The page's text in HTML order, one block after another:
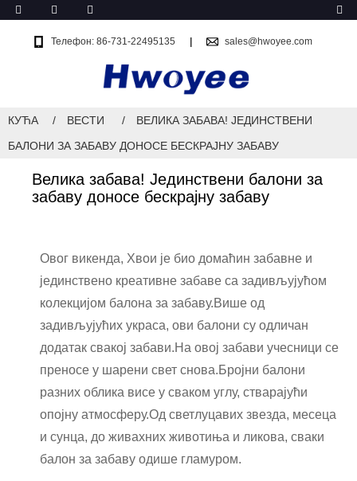
Телефон: 86-731-22495135 sales@hwoyee.com
КУЋА ВЕСТИ
ВЕЛИКА ЗАБАВА! ЈЕДИНСТВЕНИ
БАЛОНИ ЗА ЗАБАВУ ДОНОСЕ БЕСКРАЈНУ ЗАБАВУ
Велика забава! Јединствени балони за
забаву доносе бескрајну забаву
Овог викенда, Хвои је био домаћин забавне и
јединствено креативне забаве са задивљујућом
колекцијом балона за забаву.Више од
задивљујућих украса, ови балони су одличан
додатак свакој забави.На овој забави учесници се
преносе у шарени свет снова.Бројни балони
разних облика висе у сваком углу, стварајући
опојну атмосферу.Од светлуцавих звезда, месеца
и сунца, до живахних животиња и ликова, сваки
балон за забаву одише гламуром.